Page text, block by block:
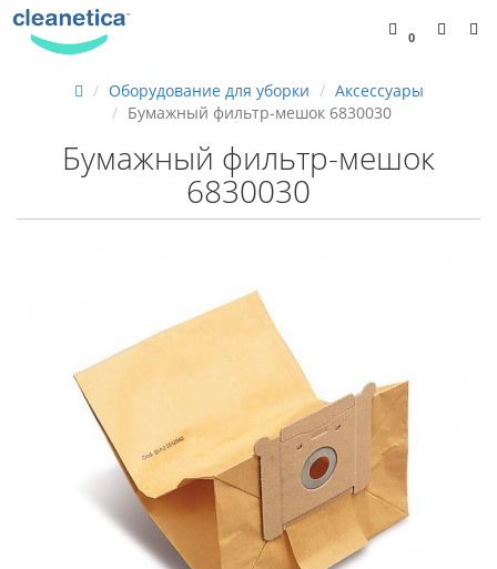
0
Оборудование для уборки
Аксессуары
Бумажный фильтр-мешок 6830030
Бумажный фильтр-мешок
6830030